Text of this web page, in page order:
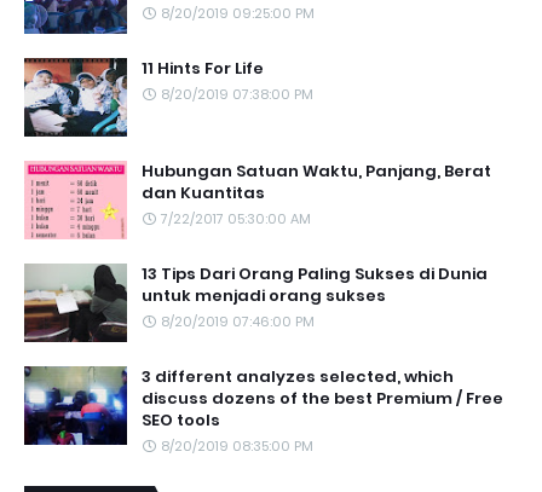
8/20/2019 09:25:00 PM
11 Hints For Life
8/20/2019 07:38:00 PM
Hubungan Satuan Waktu, Panjang, Berat
dan Kuantitas
7/22/2017 05:30:00 AM
13 Tips Dari Orang Paling Sukses di Dunia
untuk menjadi orang sukses
8/20/2019 07:46:00 PM
3 different analyzes selected, which
discuss dozens of the best Premium / Free
SEO tools
8/20/2019 08:35:00 PM